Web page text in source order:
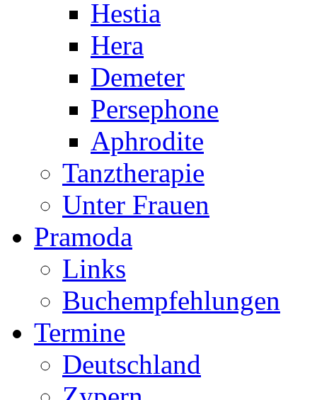
Hestia
Hera
Demeter
Persephone
Aphrodite
Tanztherapie
Unter Frauen
Pramoda
Links
Buchempfehlungen
Termine
Deutschland